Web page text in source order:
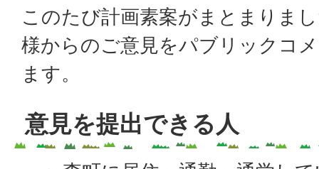
このたび計画素案がまとまりま
様からのご意見をパブリックコ
ます。
意見を提出できる人